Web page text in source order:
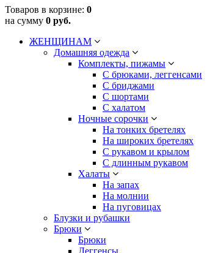
Товаров в корзине: 0
на сумму 0 руб.
ЖЕНЩИНАМ
Домашняя одежда
Комплекты, пижамы
С брюками, леггенсами
С бриджами
С шортами
С халатом
Ночные сорочки
На тонких бретелях
На широких бретелях
С рукавом и крылом
С длинным рукавом
Халаты
На запах
На молнии
На пуговицах
Блузки и рубашки
Брюки
Брюки
Леггенсы